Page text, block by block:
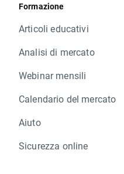
Formazione
Articoli educativi
Analisi di mercato
Webinar mensili
Calendario del mercato
Aiuto
Sicurezza online